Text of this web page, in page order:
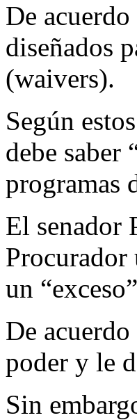
De
diseñados
(waivers).
Según
debe saber
programas
El senador
Procurador
un
De
poder y le
Sin